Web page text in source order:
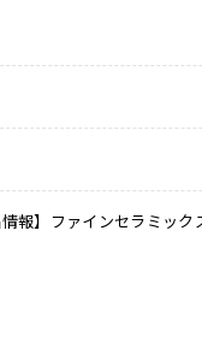
報】ファインセラミック